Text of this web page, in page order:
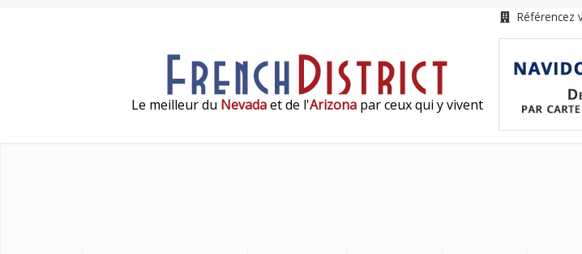
Référencez
Le meilleur du Nevadaet de l'Arizona par ceux qui y vivent